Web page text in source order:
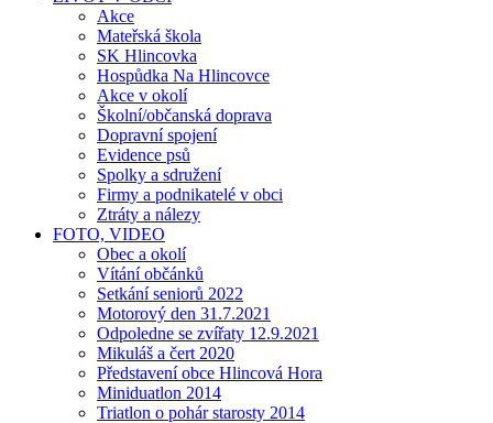
Akce
Mateřská škola
SK Hlincovka
Hospůdka Na Hlincovce
Akce v okolí
Školní/občanská doprava
Dopravní spojení
Evidence psů
Spolky a sdružení
Firmy a podnikatelé v obci
Ztráty a nálezy
FOTO, VIDEO
Obec a okolí
Vítání občánků
Setkání seniorů 2022
Motorový den 31.7.2021
Odpoledne se zvířaty 12.9.2021
Mikuláš a čert 2020
Představení obce Hlincová Hora
Miniduatlon 2014
Triatlon o pohár starosty 2014